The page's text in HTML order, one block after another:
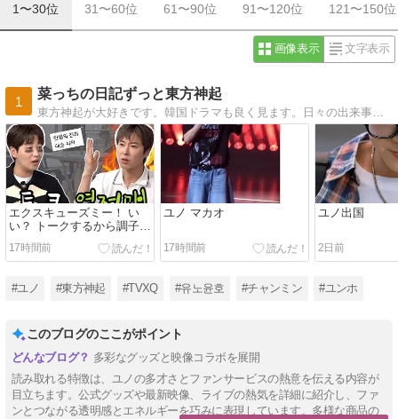
1〜30位 31〜60位 61〜90位 91〜120位 121〜150位
画像表示 文字表示
1
菜っちの日記ずっと東方神起
エクスキューズミー！ い
い？ トークするから調子い
い ユノ
17時間前
ユノ マカオ
17時間前
ユノ出国
2日前
#ユノ #東方神起 #TVXQ #유노윤호 #チャンミン #ユンホ
このブログのここがポイント
多彩なグッズと映像コラボを展開
読み取れる特徴は、ユノの多才さとファンサービスの熱意を伝える内容が
目立ちます。公式グッズや最新映像、ライブの熱気を詳細に紹介し、ファ
ンとつながる透明感とエネルギーを巧みに表現しています。多様な商品の